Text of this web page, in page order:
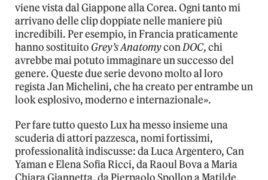
viene vista dal Giappone alla Corea. Ogni tanto mi
arrivano delle clip doppiate nelle maniere più
incredibili. Per esempio, in Francia praticamente
hanno sostituito Grey’s AnatomyconDOC, chi
avrebbe mai potuto immaginare un successo del
genere. Queste due serie devono molto al loro
regista Jan Michelini, che ha creato per entrambe un
look esplosivo, moderno e internazionale».
Per fare tutto questo Lux ha messo insieme una
scuderia di attori pazzesca, nomi fortissimi,
professionalità indiscusse: da Luca Argentero, Can
Yaman e Elena Sofia Ricci, da Raoul Bova a Maria